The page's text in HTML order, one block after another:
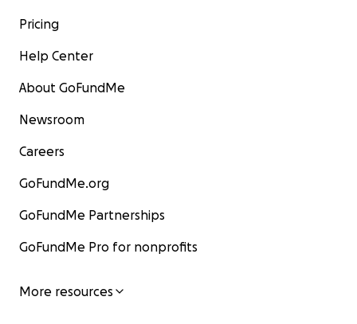
Pricing
Help Center
About GoFundMe
Newsroom
Careers
GoFundMe.org
GoFundMe Partnerships
GoFundMe Pro for nonprofits
More resources